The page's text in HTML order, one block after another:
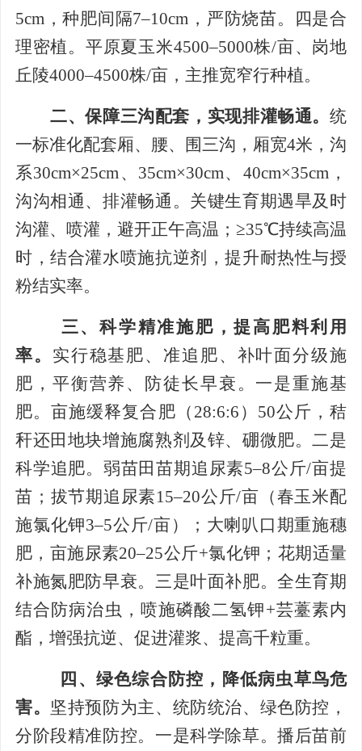
5cm，种肥间隔7–10cm，严防烧苗。四是合
理密植。平原夏玉米4500–5000株/亩、岗地
丘陵4000–4500株/亩，主推宽窄行种植。
二、保障三沟配套，实现排灌畅通。 统
一标准化配套厢、腰、围三沟，厢宽4米，沟
系30cm×25cm、35cm×30cm、40cm×35cm，
沟沟相通、排灌畅通。关键生育期遇旱及时
沟灌、喷灌，避开正午高温；≥35℃持续高温
时，结合灌水喷施抗逆剂，提升耐热性与授
粉结实率。
三、科学精准施肥，提高肥料利用
率。 实行稳基肥、准追肥、补叶面分级施
肥，平衡营养、防徒长早衰。一是重施基
肥。亩施缓释复合肥（28:6:6）50公斤，秸
秆还田地块增施腐熟剂及锌、硼微肥。二是
科学追肥。弱苗田苗期追尿素5–8公斤/亩提
苗；拔节期追尿素15–20公斤/亩（春玉米配
施氯化钾3–5公斤/亩）；大喇叭口期重施穗
肥，亩施尿素20–25公斤+氯化钾；花期适量
补施氮肥防早衰。三是叶面补肥。全生育期
结合防病治虫，喷施磷酸二氢钾+芸薹素内
酯，增强抗逆、促进灌浆、提高千粒重。
四、绿色综合防控，降低病虫草鸟危
害。 坚持预防为主、统防统治、绿色防控，
分阶段精准防控。一是科学除草。播后苗前